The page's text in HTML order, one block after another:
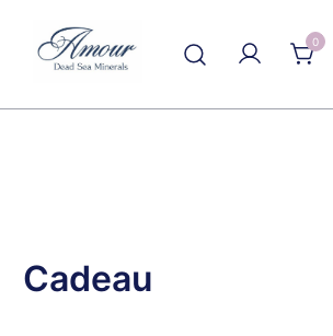
0
Cadeau